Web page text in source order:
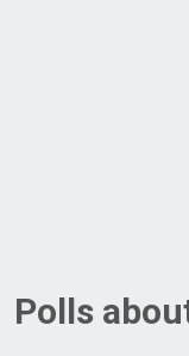
Polls